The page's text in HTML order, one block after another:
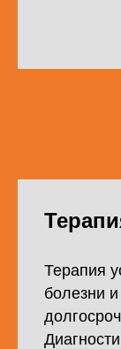
Терапия
болезни